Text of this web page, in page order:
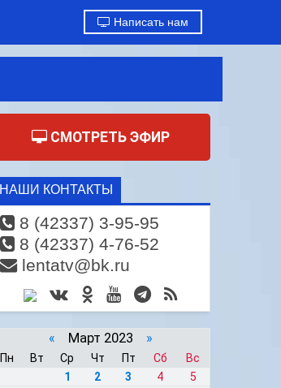
Написать нам
СМОТРЕТЬ ЭФИР
НАШИ КОНТАКТЫ
8 (42337) 3-95-95
8 (42337) 4-76-52
lentatv@bk.ru
« Март 2023 »
Пн Вт Ср Чт Пт Сб
Вс
1
2 3 4
5